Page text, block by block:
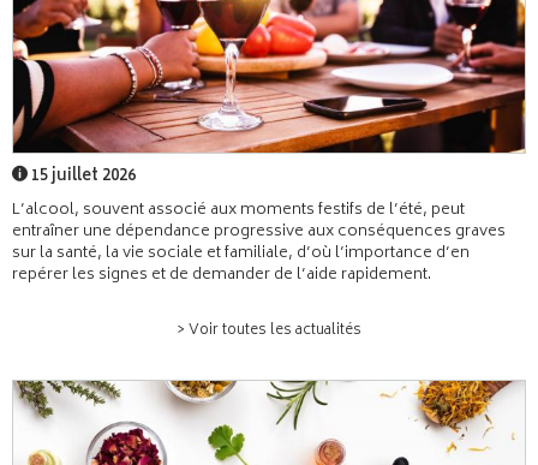
15 juillet 2026
L’alcool, souvent associé aux moments festifs de l’été, peut
entraîner une dépendance progressive aux conséquences graves
sur la santé, la vie sociale et familiale, d’où l’importance d’en
repérer les signes et de demander de l’aide rapidement.
> Voir toutes les actualités